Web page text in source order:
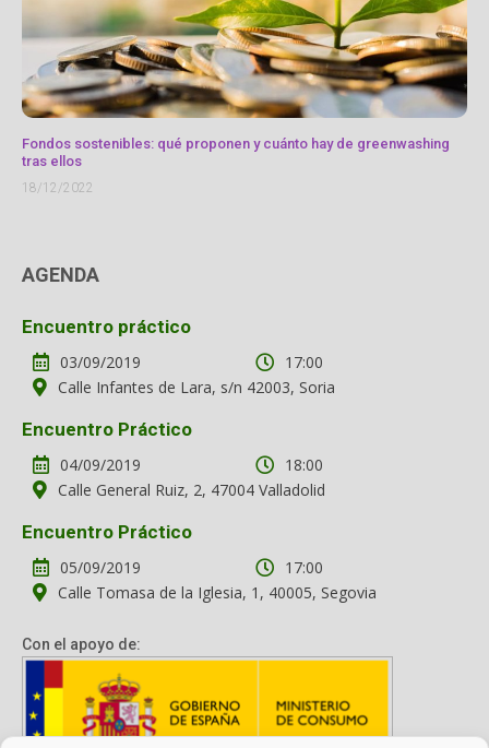
Fondos sostenibles: qué proponen y cuánto hay de greenwashing
tras ellos
18/12/2022
AGENDA
Encuentro práctico
03/09/2019
17:00
Calle Infantes de Lara, s/n 42003, Soria
Encuentro Práctico
04/09/2019
18:00
Calle General Ruiz, 2, 47004 Valladolid
Encuentro Práctico
05/09/2019
17:00
Calle Tomasa de la Iglesia, 1, 40005, Segovia
Con el apoyo de: